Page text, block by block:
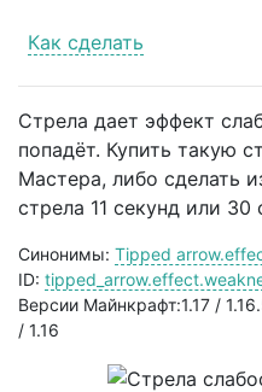
Как сделать
Стрела дает эффект
попадёт. Купить такую
Мастера, либо сделать
стрела 11 секунд или 30
Синонимы: Tipped
ID:
Версии Майнкрафт:1.17 /
/ 1.16